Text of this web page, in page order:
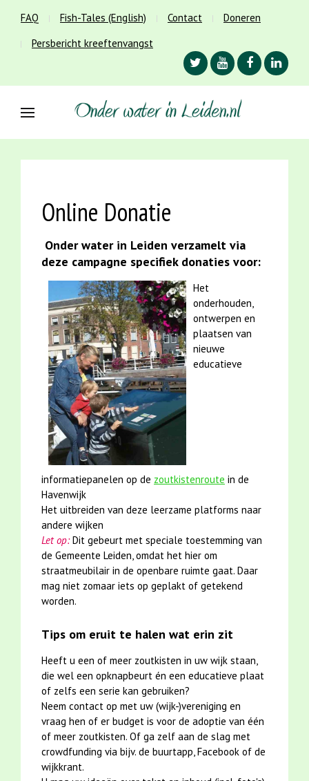
FAQ Fish-Tales (English) Contact
Doneren
Persbericht kreeftenvangst
Online Donatie
Onder water in Leiden verzamelt via
deze campagne specifiek donaties voor:
Het
onderhouden,
ontwerpen en
plaatsen van
nieuwe
educatieve
informatiepanelen op de zoutkistenroute in de
Havenwijk
Het uitbreiden van deze leerzame platforms naar
andere wijken
Let op:Dit gebeurt met speciale toestemming van
de Gemeente Leiden, omdat het hier om
straatmeubilair in de openbare ruimte gaat. Daar
mag niet zomaar iets op geplakt of getekend
worden.
Tips om eruit te halen wat erin zit
Heeft u een of meer zoutkisten in uw wijk staan,
die wel een opknapbeurt én een educatieve plaat
of zelfs een serie kan gebruiken?
Neem contact op met uw (wijk-)vereniging en
vraag hen of er budget is voor de adoptie van één
of meer zoutkisten. Of ga zelf aan de slag met
crowdfunding via bijv. de buurtapp, Facebook of de
wijkkrant.